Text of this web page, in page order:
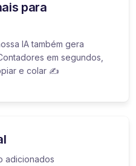
para
IA também gera
em segundos,
e colar ✍️
adicionados